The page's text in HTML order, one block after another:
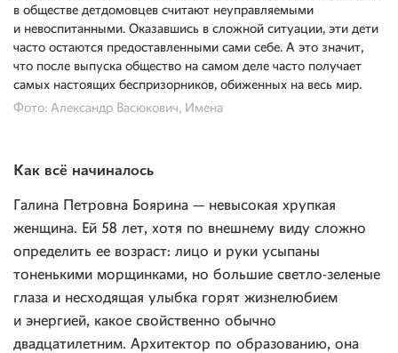
в обществе детдомовцев считают неуправляемыми
и невоспитанными. Оказавшись в сложной ситуации, эти дети
часто остаются предоставленными сами себе. А это значит,
что после выпуска общество на самом деле часто получает
самых настоящих беспризорников, обиженных на весь мир.
Фото: Александр Васюкович, Имена
Как всё начиналось
Галина Петровна Боярина — невысокая хрупкая
женщина. Ей 58 лет, хотя по внешнему виду сложно
определить ее возраст: лицо и руки усыпаны
тоненькими морщинками, но большие светло-зеленые
глаза и несходящая улыбка горят жизнелюбием
и энергией, какое свойственно обычно
двадцатилетним. Архитектор по образованию, она